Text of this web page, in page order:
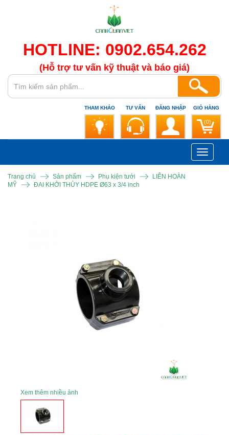
HOTLINE: 0902.654.262
(Hỗ trợ tư vấn kỹ thuật và báo giá)
THAM KHẢO TƯ VẤN ĐĂNG NHẬP GIỎ HÀNG
(0)
Toggle
Trang chủ Sản phẩm Phụ kiện tưới
LIÊN HOÀN
MỸ
ĐAI KHỞI THỦY HDPE Ø63 x 3/4 inch
Xem thêm nhiều ảnh